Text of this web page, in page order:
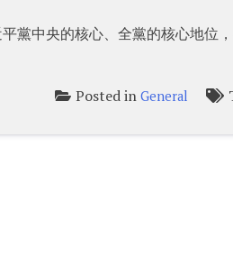
黨中央的核心、全黨的核心地位
Posted inGeneral